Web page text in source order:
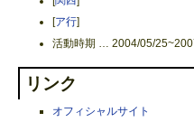
[ア行]
活動時期 … 2004/05/
リンク
オフィシャルサイト